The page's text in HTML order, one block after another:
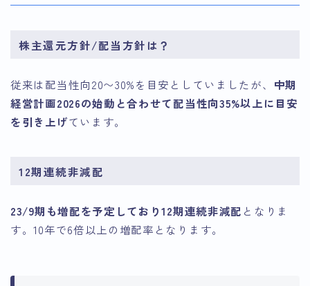
株主還元方針/配当方針は？
従来は配当性向20〜30%を目安としていましたが、 中期
経営計画2026の始動と合わせて配当性向35%以上に目安
を引き上げています。
12期連続非減配
23/9期も増配を予定しており12期連続非減配 となりま
す。10年で6倍以上の増配率となります。